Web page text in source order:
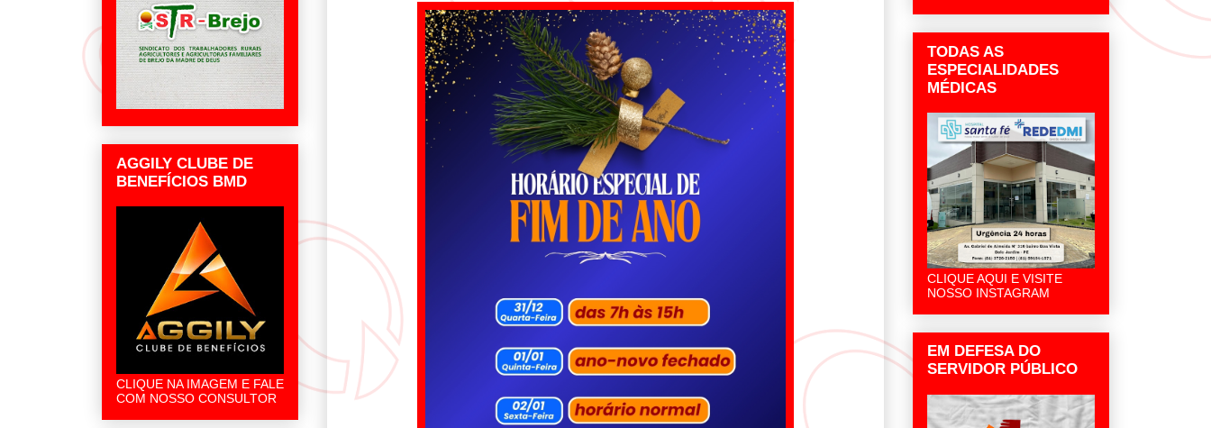
AGGILY CLUBE DE
BENEFÍCIOS BMD
CLIQUE NA IMAGEM E FALE
COM NOSSO CONSULTOR
TODAS AS
ESPECIALIDADES
MÉDICAS
CLIQUE AQUI E VISITE
NOSSO INSTAGRAM
EM DEFESA DO
SERVIDOR PÚBLICO